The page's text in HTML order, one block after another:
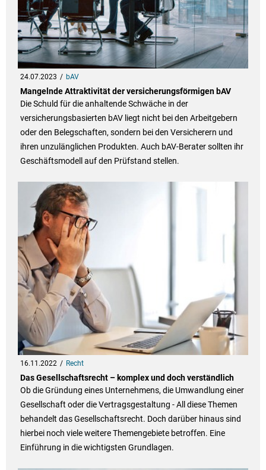
24.07.2023 bAV
Mangelnde Attraktivität der versicherungsförmigen bAV
Die Schuld für die anhaltende Schwäche in der
versicherungsbasierten bAV liegt nicht bei den Arbeitgebern
oder den Belegschaften, sondern bei den Versicherern und
ihren unzulänglichen Produkten. Auch bAV-Berater sollten ihr
Geschäftsmodell auf den Prüfstand stellen.
16.11.2022 Recht
Das Gesellschaftsrecht – komplex und doch verständlich
Ob die Gründung eines Unternehmens, die Umwandlung einer
Gesellschaft oder die Vertragsgestaltung - All diese Themen
behandelt das Gesellschaftsrecht. Doch darüber hinaus sind
hierbei noch viele weitere Themengebiete betroffen. Eine
Einführung in die wichtigsten Grundlagen.